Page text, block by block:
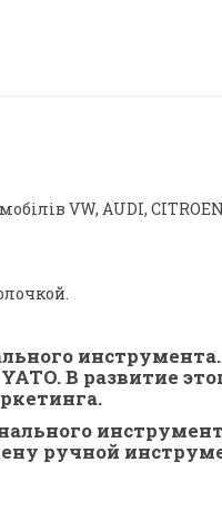
VW, AUDI, CITROEN,
В развитие
ручной